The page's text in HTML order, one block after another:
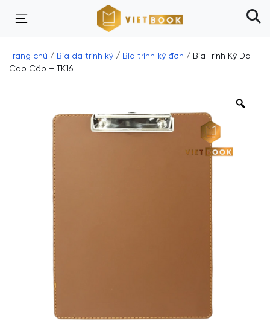
Trang chủ / Bìa da trình ký / Bìa trình ký đơn / Bìa Trình Ký Da
Cao Cấp – TK16